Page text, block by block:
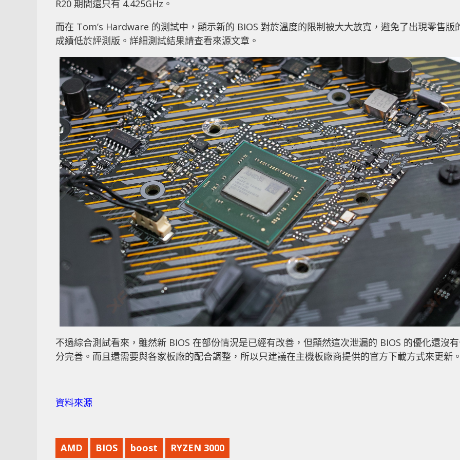
R20 期間還只有 4.425GHz。
而在 Tom’s Hardware 的測試中，顯示新的 BIOS 對於溫度的限制被大大放寬，避免了出現零售版
成績低於評測版。詳細測試結果請查看來源文章。
不過綜合測試看來，雖然新 BIOS 在部份情況是已經有改善，但顯然這次泄漏的 BIOS 的優化還沒
分完善。而且還需要與各家板廠的配合調整，所以只建議在主機板廠商提供的官方下載方式來更新
資料來源
AMD BIOS boost RYZEN 3000